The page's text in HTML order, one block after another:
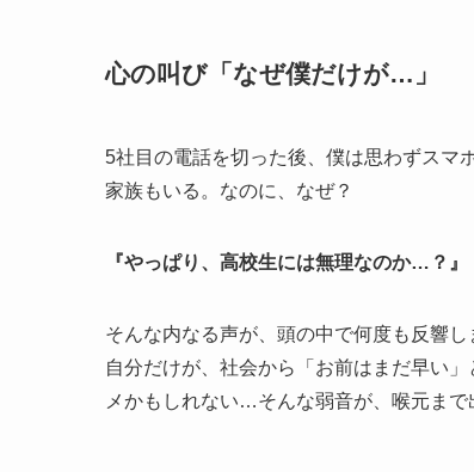
心の叫び「なぜ僕だけが…」
5社目の電話を切った後、僕は思わずスマ
家族もいる。なのに、なぜ？
『やっぱり、高校生には無理なのか…？』
そんな内なる声が、頭の中で何度も反響
自分だけが、社会から「お前はまだ早い
メかもしれない…そんな弱音が、喉元まで